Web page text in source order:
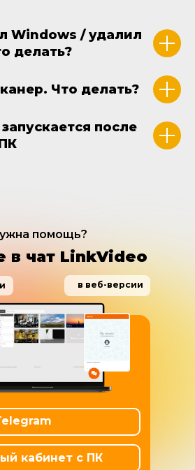
Windows / удалил
делать?
Что делать?
после
в чат LinkVideo
в веб-версии
помощь?
кабинет с ПК